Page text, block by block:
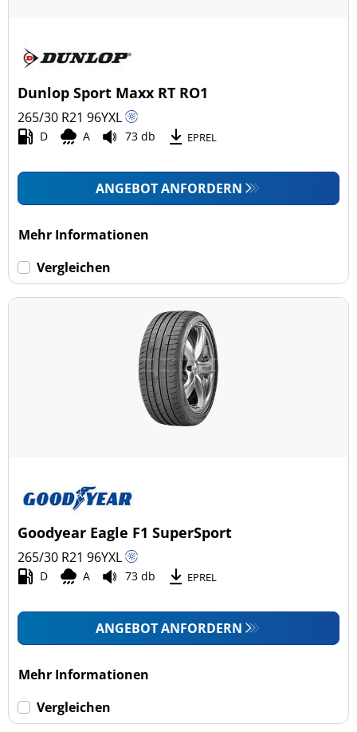
Dunlop Sport Maxx RT RO1
265/30 R2196YXL
D A 73 db EPREL
ANGEBOT ANFORDERN
Mehr Informationen
Vergleichen
Goodyear Eagle F1 SuperSport
265/30 R2196YXL
D A 73 db EPREL
ANGEBOT ANFORDERN
Mehr Informationen
Vergleichen